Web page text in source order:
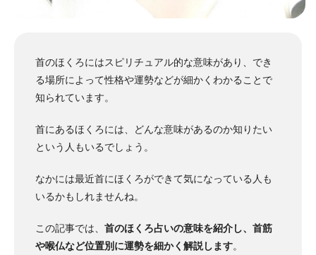
首のほくろにはスピリチュアル的な意味があり、でき
る場所によって性格や運勢などが細かくわかることで
知られています。
首にあるほくろには、どんな意味があるのか知りたい
という人もいるでしょう。
なかには最近首にほくろができて気になっている人も
いるかもしれませんね。
この記事では、 首のほくろ占いの意味を紹介し、首筋
や喉仏など位置別に運勢を細かく解説します。